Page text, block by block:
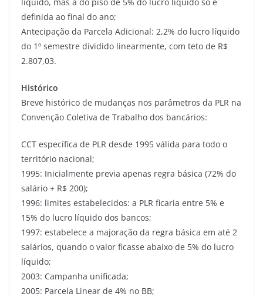
definida ao final do ano;
Antecipação da Parcela Adicional: 2,2% do lucro líquido
do 1º semestre dividido linearmente, com teto de R$
2.807,03.
Histórico
Breve histórico de mudanças nos parâmetros da PLR na
Convenção Coletiva de Trabalho dos bancários:
CCT específica de PLR desde 1995 válida para todo o
território nacional;
1995: Inicialmente previa apenas regra básica (72% do
salário + R$ 200);
1996: limites estabelecidos: a PLR ficaria entre 5% e
15% do lucro líquido dos bancos;
1997: estabelece a majoração da regra básica em até 2
salários, quando o valor ficasse abaixo de 5% do lucro
líquido;
2003: Campanha unificada;
2005: Parcela Linear de 4% no BB;